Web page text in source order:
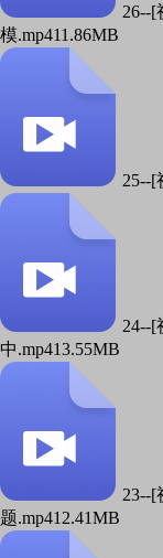
26--[
模.mp411.86MB
25--[
24--[
中.mp413.55MB
23--[
题.mp412.41MB